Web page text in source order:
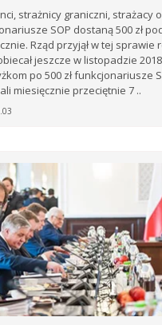
strażnicy graniczni, strażacy
SOP dostaną 500 zł
Rząd przyjął w tej sprawie
jeszcze w listopadzie
po 500 zł funkcjonariusze
miesięcznie przeciętnie 7 ..